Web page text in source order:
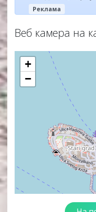
Реклама
Веб камера на
+
−